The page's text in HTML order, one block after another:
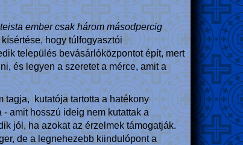
ember csak három másodpercig
hogy túlfogyasztói
település bevásárlóközpontot épít, mert
és legyen a szeretet a mérce, amit a
tagja, kutatója tartotta a hatékony
amit hosszú ideig nem kutattak a
jól, ha azokat az érzelmek támogatják.
de a legnehezebb kiindulópont a